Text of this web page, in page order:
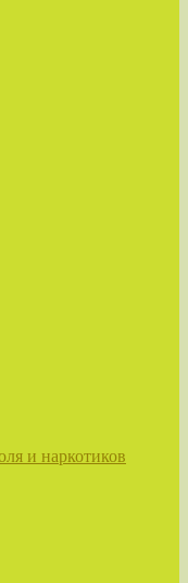
и наркотиков